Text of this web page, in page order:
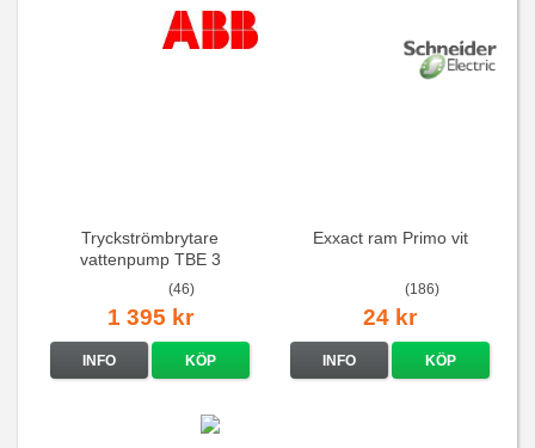
Tryckströmbrytare
vattenpump TBE 3
(46)
1 395 kr
INFO KÖP
Exxact ram Primo vit
(186)
24 kr
INFO KÖP